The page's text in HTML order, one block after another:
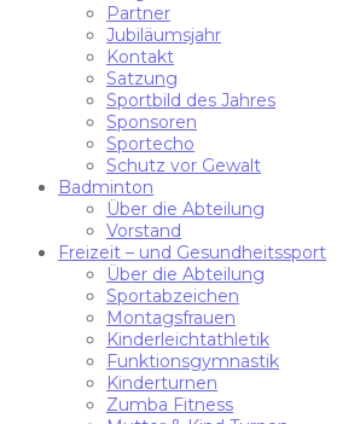
Partner
Jubiläumsjahr
Kontakt
Satzung
Sportbild des Jahres
Sponsoren
Sportecho
Schutz vor Gewalt
Badminton
Über die Abteilung
Vorstand
Freizeit – und Gesundheitssport
Über die Abteilung
Sportabzeichen
Montagsfrauen
Kinderleichtathletik
Funktionsgymnastik
Kinderturnen
Zumba Fitness